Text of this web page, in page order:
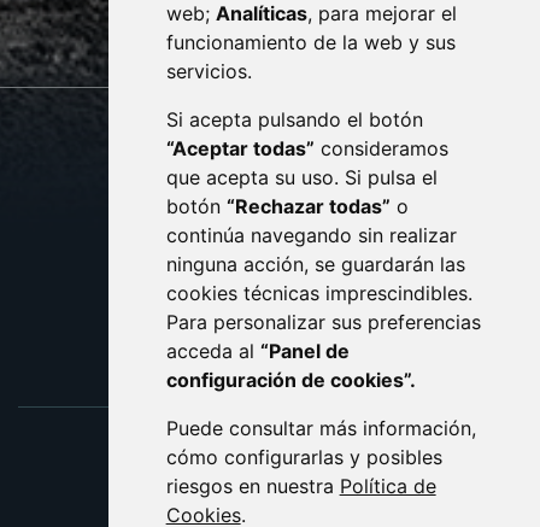
web; Analíticas, para mejorar el
funcionamiento de la web y sus
servicios.
Si acepta pulsando el botón
“Aceptar todas” consideramos
que acepta su uso. Si pulsa el
botón “Rechazar todas” o
continúa navegando sin realizar
ninguna acción, se guardarán las
cookies técnicas imprescindibles.
Para personalizar sus preferencias
acceda al “Panel de
configuración de cookies”.
Puede consultar más información,
cómo configurarlas y posibles
riesgos en nuestra Política de
Cookies.
monzon.es
CONTACTO
AVISO LEGAL
PROTECCIÓN DE DATOS
POLÍTICA DE COOKIES
ACCESIBILIDAD
ENLACE EXTERNO AL